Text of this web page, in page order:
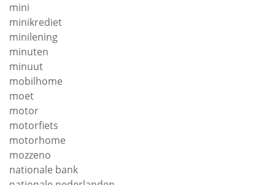
mini
minikrediet
minilening
minuten
minuut
mobilhome
moet
motor
motorfiets
motorhome
mozzeno
nationale bank